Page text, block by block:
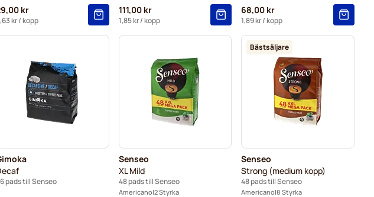
kr
kr/ kopp
111,00 kr
1,85 kr/ kopp
68,00 kr
1,89 kr/ kopp
pads till Senseo
Senseo
XL Mild
48 pads till Senseo
Americano 2 Styrka
Bästsäljare
Senseo
Strong (medium kopp)
48 pads till Senseo
Americano 8 Styrka